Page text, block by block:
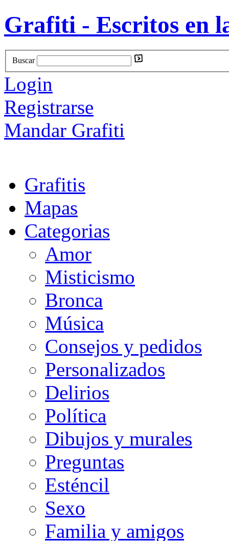
Grafiti - Escritos en
Buscar
Login
Registrarse
Mandar Grafiti
Grafitis
Mapas
Categorias
Amor
Misticismo
Bronca
Música
Consejos y pedidos
Personalizados
Delirios
Política
Dibujos y murales
Preguntas
Esténcil
Sexo
Familia y amigos